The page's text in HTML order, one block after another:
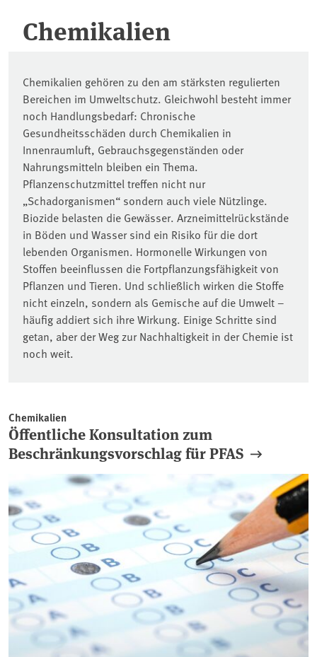
Chemikalien
Chemikalien gehören zu den am stärksten regulierten
Bereichen im Umweltschutz. Gleichwohl besteht immer
noch Handlungsbedarf: Chronische
Gesundheitsschäden durch Chemikalien in
Innenraumluft, Gebrauchsgegenständen oder
Nahrungsmitteln bleiben ein Thema.
Pflanzenschutzmittel treffen nicht nur
„Schadorganismen“ sondern auch viele Nützlinge.
Biozide belasten die Gewässer. Arzneimittelrückstände
in Böden und Wasser sind ein Risiko für die dort
lebenden Organismen. Hormonelle Wirkungen von
Stoffen beeinflussen die Fortpflanzungsfähigkeit von
Pflanzen und Tieren. Und schließlich wirken die Stoffe
nicht einzeln, sondern als Gemische auf die Umwelt –
häufig addiert sich ihre Wirkung. Einige Schritte sind
getan, aber der Weg zur Nachhaltigkeit in der Chemie ist
noch weit.
Chemikalien
Öffentliche Konsultation zum
Beschränkungsvorschlag für PFAS